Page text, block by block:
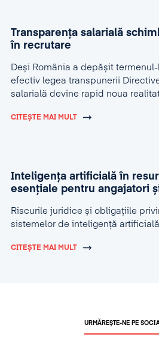
Transparența salarială
în recrutare
Deși România a depășit
efectiv legea transpunerii
salarială devine rapid noua
CITEȘTE MAI MULT
Inteligența artificială în
esențiale pentru angajatori
Riscurile juridice și obligațiile
sistemelor de inteligență
CITEȘTE MAI MULT
URMĂREȘTE-NE PE